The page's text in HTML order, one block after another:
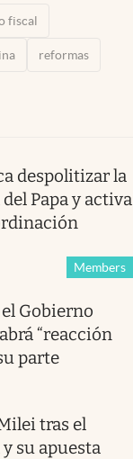
fiscal
reformas
despolitizar la
Papa y activa
Members
Gobierno
“reacción
parte
tras el
su apuesta